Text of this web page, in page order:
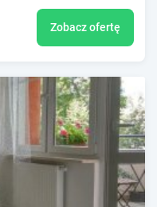
Zobacz ofertę